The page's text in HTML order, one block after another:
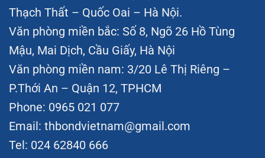
Thạch Thất – Quốc Oai – Hà Nội.
Văn phòng miền bắc: Số 8, Ngõ 26 Hồ Tùng
Mậu, Mai Dịch, Cầu Giấy, Hà Nội
Văn phòng miền nam: 3/20 Lê Thị Riêng –
P.Thới An – Quận 12, TPHCM
Phone: 0965 021 077
Email: thbondvietnam@gmail.com
Tel: 024 62840 666